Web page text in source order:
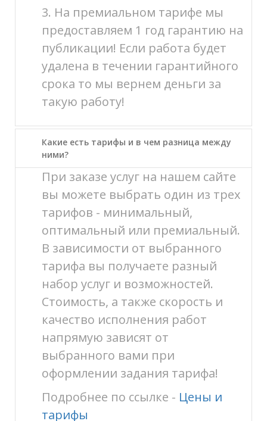
3. На премиальном тарифе мы
предоставляем 1 год гарантию на
публикации! Если работа будет
удалена в течении гарантийного
срока то мы вернем деньги за
такую работу!
Какие есть тарифы и в чем разница между
ними?
При заказе услуг на нашем сайте
вы можете выбрать один из трех
тарифов - минимальный,
оптимальный или премиальный.
В зависимости от выбранного
тарифа вы получаете разный
набор услуг и возможностей.
Стоимость, а также скорость и
качество исполнения работ
напрямую зависят от
выбранного вами при
оформлении задания тарифа!
Подробнее по ссылке - Цены и
тарифы